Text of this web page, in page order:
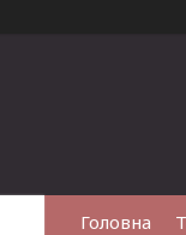
Головна